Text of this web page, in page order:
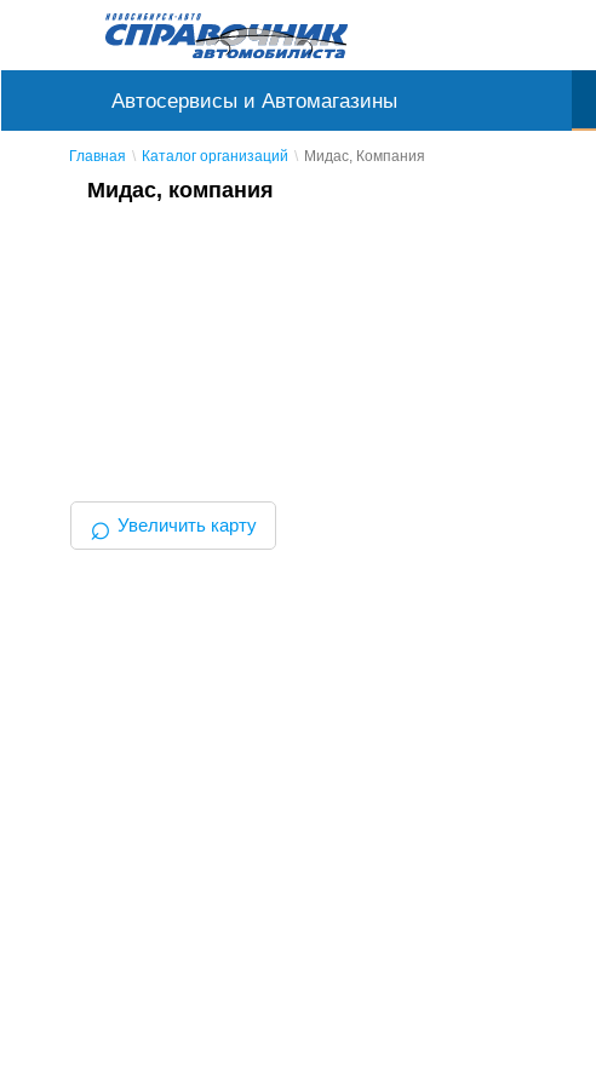
Автосервисы и Автомагазины
Главная Каталог организаций Мидас, Компания
Мидас, компания
⌕ Увеличить карту